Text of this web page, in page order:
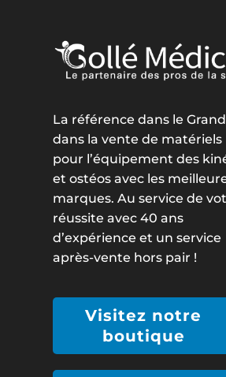
La référence dans le
dans la vente de matériels
pour l’équipement des
et ostéos avec les
marques. Au service de
réussite avec 40 ans
d’expérience et un service
après-vente hors pair !
Visitez notre
boutique